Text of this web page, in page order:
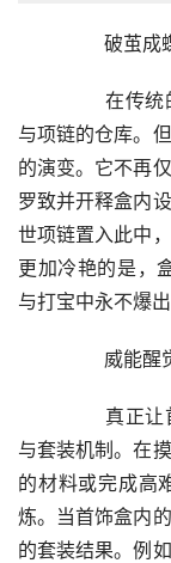
　　破茧
与项链的仓库。
的演变。它不再
罗致并开释盒内
世项链置入此中
更加冷艳的是，
与打宝中永不爆
　　威能
与套装机制。在
的材料或完成高
炼。当首饰盒内
的套装结果。例